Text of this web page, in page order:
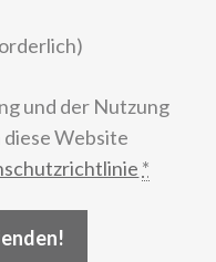
und der Nutzung
Website
*